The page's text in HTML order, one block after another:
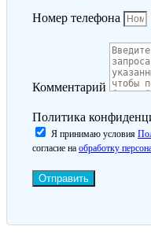
Номер телефона
Комментарий
Политика
Я принимаю условия
согласие на обработку
Отправить